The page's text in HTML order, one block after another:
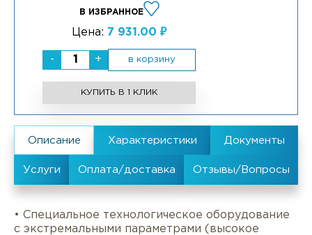
В ИЗБРАННОЕ
Цена: 7 931.00 ₽
- + в корзину
КУПИТЬ В 1 КЛИК
• Специальное технологическое оборудование
с экстремальными параметрами (высокое